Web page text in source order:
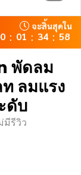
จะสิ้นสุดใน
: 01 : 34 : 58
พัดลม
ลมแรง
ดับ
มีรีวิว